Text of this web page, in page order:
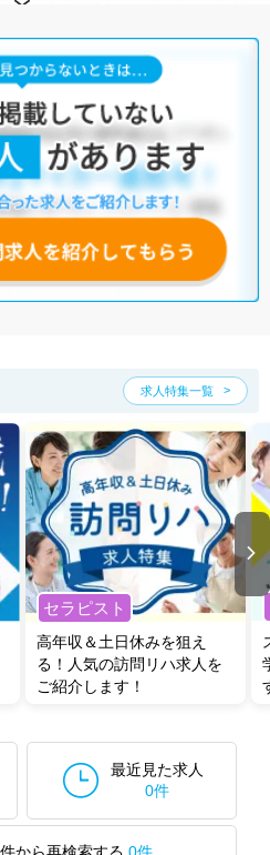
に、
は以下のような条件が人気です。
・介護福祉施設・訪問リハビリ(在
すので、「こだわり条件」から検索
ください。
だくことも可能です。
みいただくと、ご希望条件をヒアリン
。
の確認も、お気軽にご相談くださ
求人特集一覧
セラピスト
高年収＆土日休みを狙え
る！人気の訪問リハ求人を
ご紹介します！
最近見た求人
0件